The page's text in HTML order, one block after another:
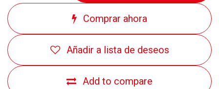
Comprar ahora
Add to compare
Añadir a lista de deseos